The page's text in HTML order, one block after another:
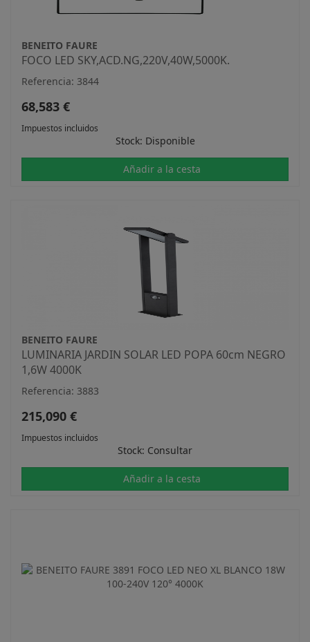
BENEITO FAURE
FOCO LED SKY,ACD.NG,220V,40W,5000K.
Referencia: 3844
68,583 €
Impuestos incluidos
Stock: Disponible
Añadir a la cesta
BENEITO FAURE
LUMINARIA JARDIN SOLAR LED POPA 60cm NEGRO
1,6W 4000K
Referencia: 3883
215,090 €
Impuestos incluidos
Stock: Consultar
Añadir a la cesta